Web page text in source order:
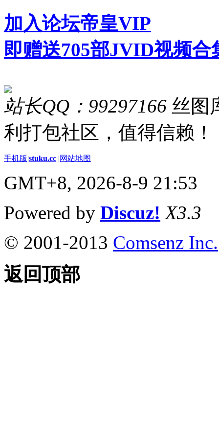
加入论坛帝皇VIP
即赠送705部JVID视频合
站长QQ：99297166 丝图
利打包社区，值得信赖！
手机版|stuku.cc |网站地图
GMT+8, 2026-8-9 21:53
Powered by Discuz! X3.3
© 2001-2013 Comsenz Inc.
返回顶部